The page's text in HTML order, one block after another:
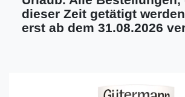
dieser Zeit getätigt
erst ab dem 31.08.2026